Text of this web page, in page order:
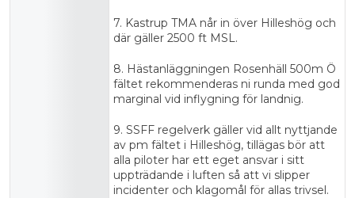
7. Kastrup TMA når in över Hilleshög och
där gäller 2500 ft MSL.
8. Hästanläggningen Rosenhäll 500m Ö
fältet rekommenderas ni runda med god
marginal vid inflygning för landnig.
9. SSFF regelverk gäller vid allt nyttjande
av pm fältet i Hilleshög, tillägas bör att
alla piloter har ett eget ansvar i sitt
uppträdande i luften så att vi slipper
incidenter och klagomål för allas trivsel.